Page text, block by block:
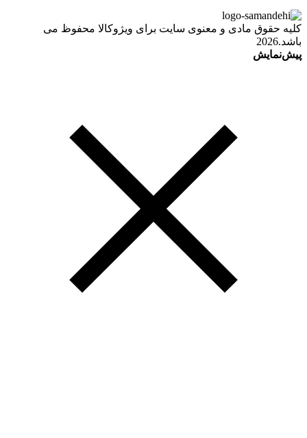
کلیه حقوق مادی و معنوی سایت برای ویژوکالا محفوظ می
باشد.2026
پیش‌نمایش